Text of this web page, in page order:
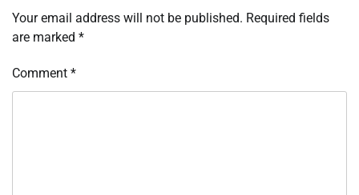
Your email address will not be published. Required fields
are marked *
Comment *